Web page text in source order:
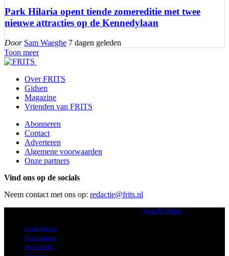
Park Hilaria opent tiende zomereditie met twee
nieuwe attracties op de Kennedylaan
Door Sam Waeghe 7 dagen geleden
Toon meer
Over FRITS
Gidsen
Magazine
Vrienden van FRITS
Abonneren
Contact
Adverteren
Algemene voorwaarden
Onze partners
Vind ons op de socials
Neem contact met ons op: redactie@frits.nl
Space'M Online
Privacybeleid
Voorwaarden
Over FRITS